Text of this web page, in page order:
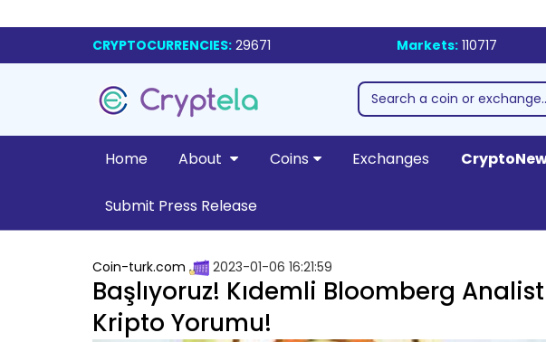
CRYPTOCURRENCIES: 29671 Markets:110717
Home About Coins Exchanges
Submit Press Release
Coin-turk.com 2023-01-06 16:21:59
Başlıyoruz! Kıdemli Bloomberg
Kripto Yorumu!